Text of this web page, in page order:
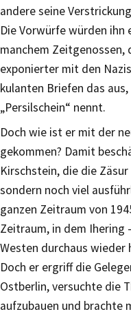
andere seine
Die Vorwürfe würden ihn
manchem
exponierter mit den
kulanten Briefen das
„Persilschein“ nennt.
Doch wie ist er mit der
gekommen? Damit
Kirschstein, die die
sondern noch viel
ganzen Zeitraum von
Zeitraum, in dem Ihering
Westen durchaus wieder
Doch er ergriff die
Ostberlin, versuchte die
aufzubauen und brachte